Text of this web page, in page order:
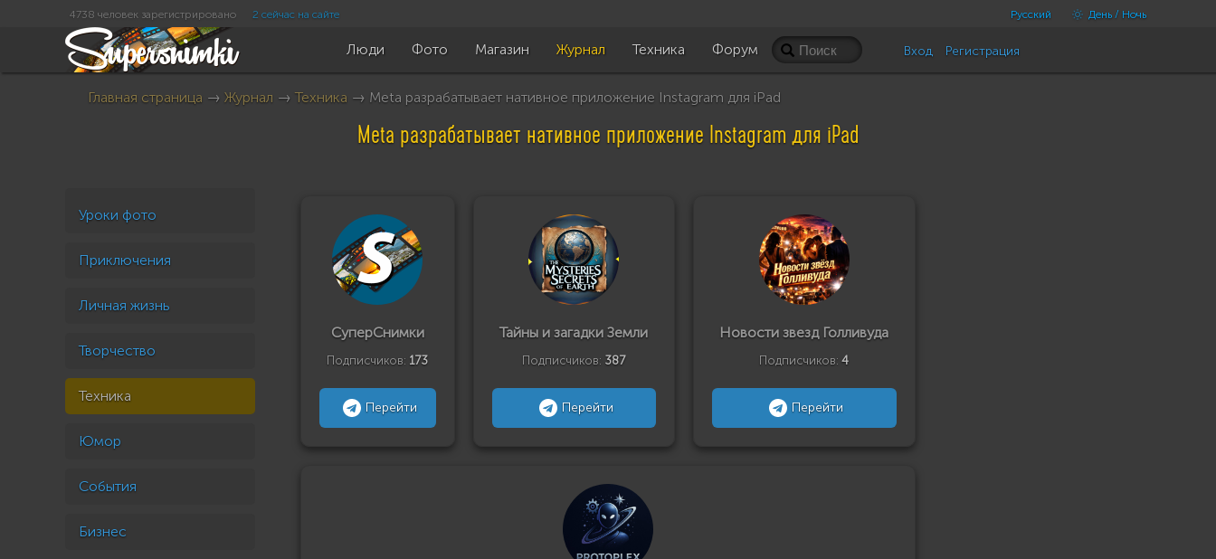
Русский День / Ночь
4738 человек зарегистрировано 2 сейчас на сайте
Люди Фото Магазин Журнал Техника Форум Вход Регистрация
Главная страница → Журнал → Техника → Meta разрабатывает нативное приложение Instagram для iPad
Meta разрабатывает нативное приложение Instagram для iPad
Уроки фото
Приключения
Личная жизнь
Творчество
Техника
Юмор
События
Бизнес
СуперСнимки
Подписчиков: 173
Перейти
Тайны и загадки Земли
Подписчиков: 387
Перейти
Новости звезд Голливуда
Подписчиков:4
Перейти